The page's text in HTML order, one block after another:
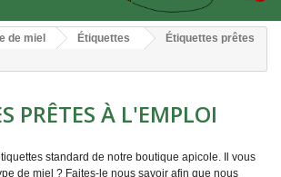
de miel Étiquettes
Étiquettes prêtes
PRÊTES À L'EMPLOI
standard de notre boutique apicole. Il vous
de miel ? Faites-le nous savoir afin que nous